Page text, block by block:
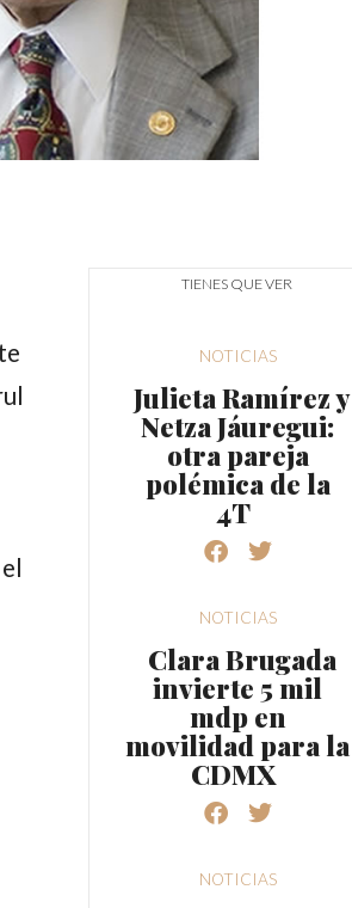
TIENES QUE VER
NOTICIAS
Julieta Ramírez y
Netza Jáuregui:
otra pareja
polémica de la
4T
NOTICIAS
Clara Brugada
invierte 5 mil
mdp en
movilidad para la
CDMX
NOTICIAS